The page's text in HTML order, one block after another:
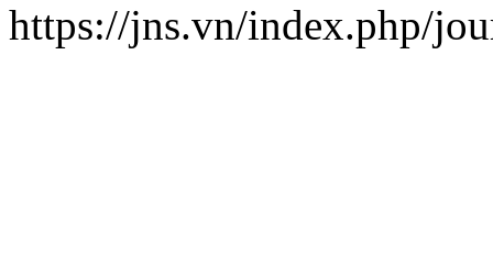
https://jns.vn/index.php/